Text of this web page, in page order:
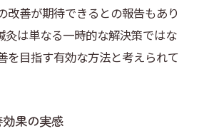
改善が期待できるとの報告もあり
灸は単なる一時的な解決策ではな
を目指す有効な方法と考えられて
果の実感